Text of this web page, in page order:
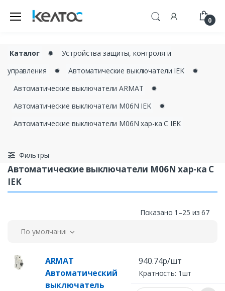
0
Каталог ✹
Устройства защиты, контроля и
управления
✹ Автоматические выключатели IEK
✹
Автоматические выключатели ARMAT
✹
Автоматические выключатели M06N IEK
✹
Автоматические выключатели M06N хар-ка C IEK
Фильтры
Автоматические выключатели M06N хар-ка C
IEK
Показано 1–25 из 67
По умолчанию
ARMAT
Автоматический
выключатель
940.74р/шт
Кратность: 1шт